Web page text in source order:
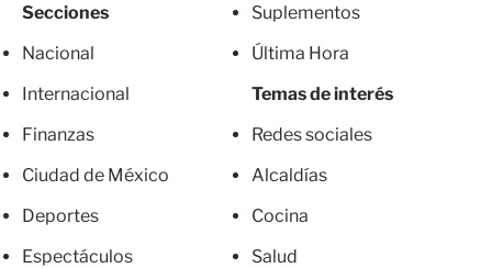
Secciones
Nacional
Internacional
Finanzas
Ciudad de México
Deportes
Espectáculos
Suplementos
Última Hora
Temas de interés
Redes sociales
Alcaldías
Cocina
Salud